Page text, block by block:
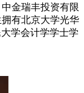
金瑞丰投资有限
有北京大学光华
学会计学学士学